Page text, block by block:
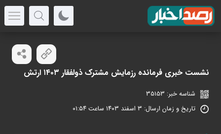
نشست خبری فرمانده رزمایش مشترک ذولفقار ۱۴۰۳ ارتش
شناسه خبر: 35153
تاریخ و زمان ارسال: ۳ اسفند ۱۴۰۳ ساعت ۰۱:۵۴